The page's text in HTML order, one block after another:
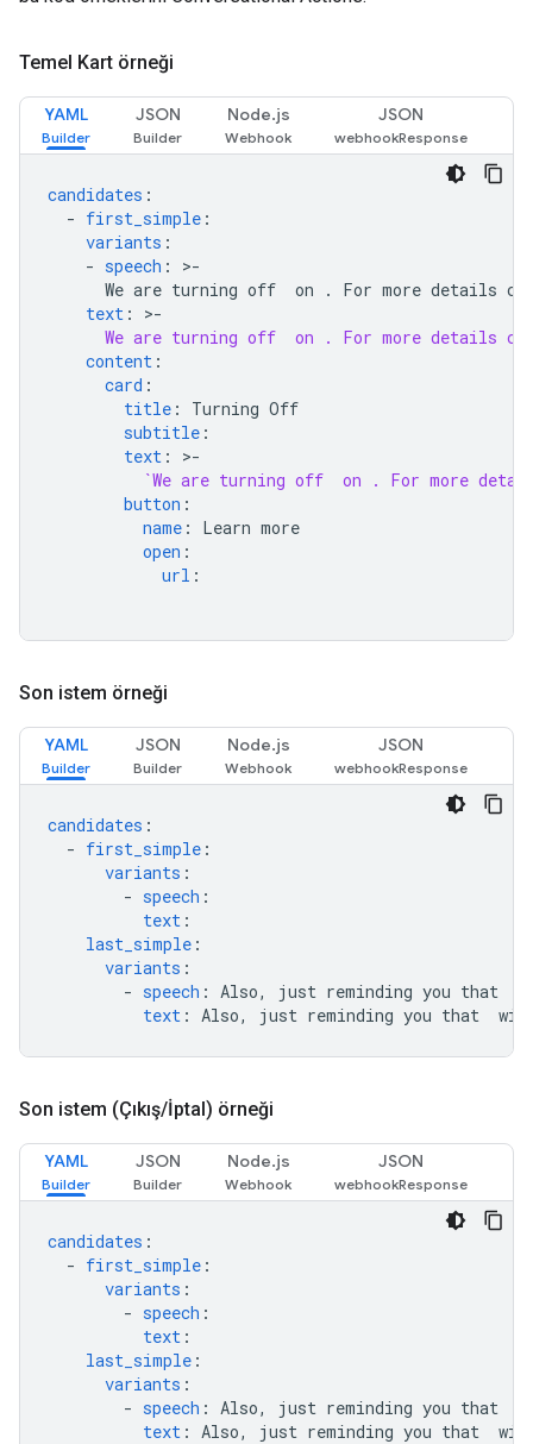
Temel Kart örneği
YAML JSON Node.js JSON
candidates :
- first_simple :
variants :
- speech :
>-
We are turning off
on
. For more details
text :
>-
We are turning off
on
. For more details
content :
card :
title :
Turning Off
subtitle :
text :
>-
`We are turning off
on
. For more
button :
name :
Learn more
open :
url :
Son istem örneği
YAML JSON Node.js JSON
candidates :
- first_simple :
variants :
- speech :
text :
last_simple :
variants :
- speech : Also, just reminding you that
text : Also, just reminding you that
Son istem (Çıkış/İptal) örneği
YAML JSON Node.js JSON
candidates :
- first_simple :
variants :
- speech :
text :
last_simple :
variants :
- speech : Also, just reminding you that
text : Also, just reminding you that